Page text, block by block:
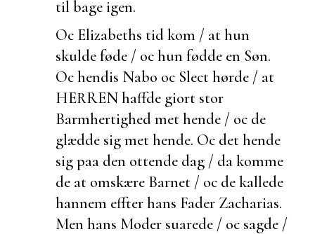
til bage igen.
Oc Elizabeths tid kom / at hun
skulde føde / oc hun fødde en Søn.
Oc hendis Nabo oc Slect hørde / at
HERREN haffde giort stor
Barmhertighed met hende / oc de
glædde sig met hende. Oc det hende
sig paa den ottende dag / da komme
de at omskære Barnet / oc de kallede
hannem effter hans Fader Zacharias.
Men hans Moder suarede / oc sagde /